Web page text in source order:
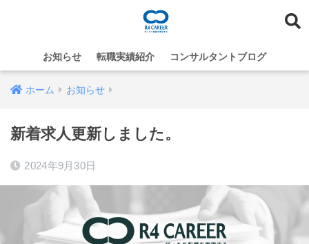
お知らせ 転職実績紹介 コンサルタントブログ
ホーム お知らせ
新着求人更新しました。
2024年9月30日